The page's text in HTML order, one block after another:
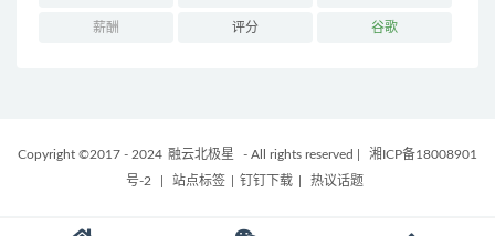
薪酬 评分 谷歌
Copyright ©2017 - 2024 融云北极星 - All rights reserved
湘ICP备18008901
号-2
站点标签 钉钉下载 热议话题